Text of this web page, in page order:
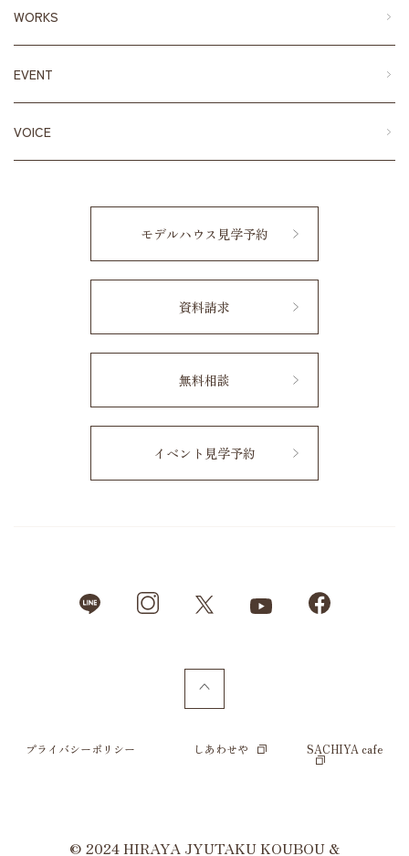
WORKS
EVENT
VOICE
モデルハウス見学予約
資料請求
無料相談
イベント見学予約
プライバシーポリシー しあわせや SACHIYA cafe
© 2024 HIRAYA JYUTAKU KOUBOU &